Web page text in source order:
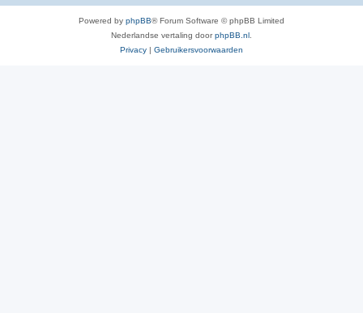
Powered by phpBB® Forum Software © phpBB Limited
Nederlandse vertaling doorphpBB.nl
Privacy | Gebruikersvoorwaarden